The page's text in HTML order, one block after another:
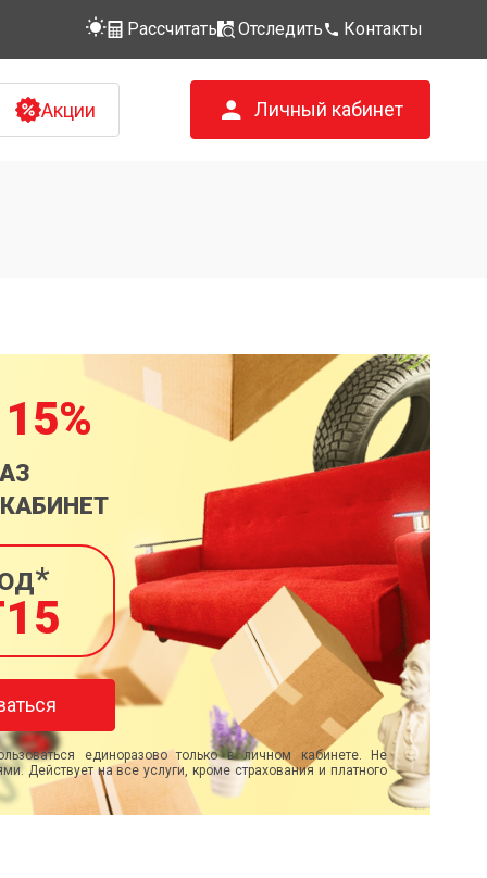
Рассчитать Отследить Контакты
Акции Личный кабинет
единоразово только в личном кабинете. Не
Действует на все услуги, кроме страхования и платного